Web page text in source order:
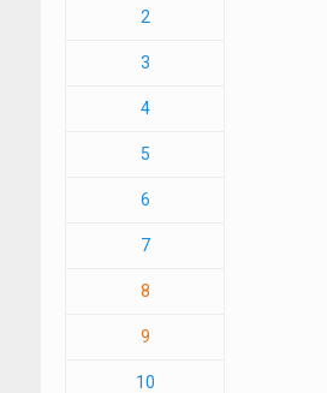
2
3
4
5
6
7
8
9
10